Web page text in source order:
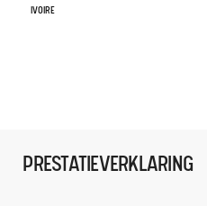
IVOIRE
PRESTATIEVERKLARING